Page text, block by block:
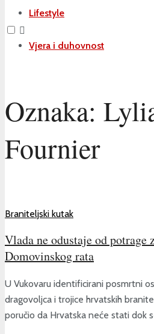
Lifestyle
Vjera i duhovnost
Oznaka:
Fournier
Braniteljski kutak
Vlada ne odustaje od potrage
Domovinskog rata
U Vukovaru identificirani posmrtni
dragovoljca i trojice hrvatskih
poručio da Hrvatska neće stati dok